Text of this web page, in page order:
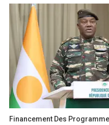
l’article
Financement Des